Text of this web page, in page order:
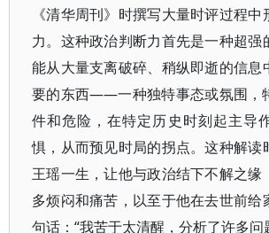
《清华周刊》时撰写大量时评过程
力。这种政治判断力首先是一种超强
能从大量支离破碎、稍纵即逝的信息
要的东西——一种独特事态或氛围，
件和危险，在特定历史时刻起主导
惧，从而预见时局的拐点。这种解读
王瑶一生，让他与政治结下不解之缘
多烦闷和痛苦，以至于他在去世前给
句话：“我苦于太清醒，分析了许多